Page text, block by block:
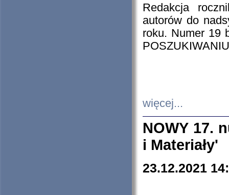
Redakcja
autorów do
roku. Numer 19
więcej...
NOWY 17.
i Materiały'
23.12.2021